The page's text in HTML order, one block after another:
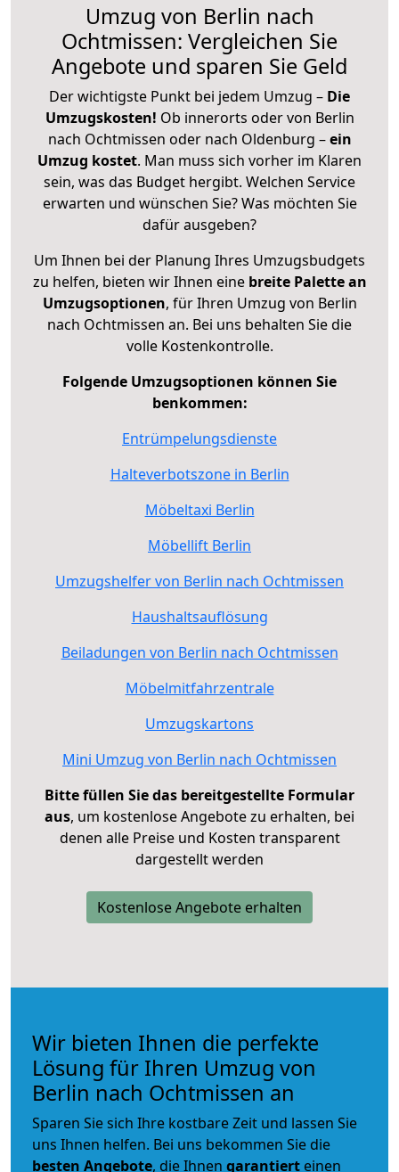
Umzug von Berlin nach
Ochtmissen: Vergleichen Sie
Angebote und sparen Sie Geld
Der wichtigste Punkt bei jedem Umzug – Die
Umzugskosten! Ob innerorts oder von Berlin
nach Ochtmissen oder nach Oldenburg –ein
Umzug kostet. Man muss sich vorher im Klaren
sein, was das Budget hergibt. Welchen Service
erwarten und wünschen Sie? Was möchten Sie
dafür ausgeben?
Um Ihnen bei der Planung Ihres Umzugsbudgets
zu helfen, bieten wir Ihnen eine breite Palette an
Umzugsoptionen, für Ihren Umzug von Berlin
nach Ochtmissen an. Bei uns behalten Sie die
volle Kostenkontrolle.
Folgende Umzugsoptionen können Sie
benkommen:
Entrümpelungsdienste
Halteverbotszone in Berlin
Möbeltaxi Berlin
Möbellift Berlin
Umzugshelfer von Berlin nach Ochtmissen
Haushaltsauflösung
Beiladungen von Berlin nach Ochtmissen
Möbelmitfahrzentrale
Umzugskartons
Mini Umzug von Berlin nach Ochtmissen
Bitte füllen Sie das bereitgestellte Formular
aus, um kostenlose Angebote zu erhalten, bei
denen alle Preise und Kosten transparent
dargestellt werden
Kostenlose Angebote erhalten
Wir bieten Ihnen die perfekte
Lösung für Ihren Umzug von
Berlin nach Ochtmissen an
Sparen Sie sich Ihre kostbare Zeit und lassen Sie
uns Ihnen helfen. Bei uns bekommen Sie die
besten Angebote, die Ihnen garantiert einen